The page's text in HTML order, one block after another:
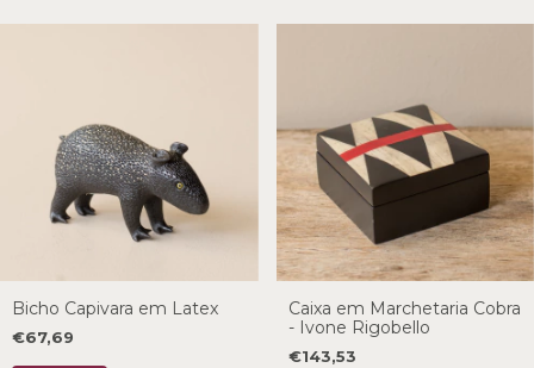
Bicho Capivara em Latex
€67,69
Caixa em Marchetaria Cobra
- Ivone Rigobello
€143,53